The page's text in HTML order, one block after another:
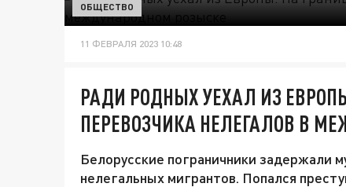
ОБЩЕСТВО
11 ФЕВРАЛЯ 2023 10:48
РАДИ РОДНЫХ УЕХАЛ ИЗ
ПЕРЕВОЗЧИКА НЕЛЕГАЛОВ В
Белорусские пограничники задержали
нелегальных мигрантов. Попался